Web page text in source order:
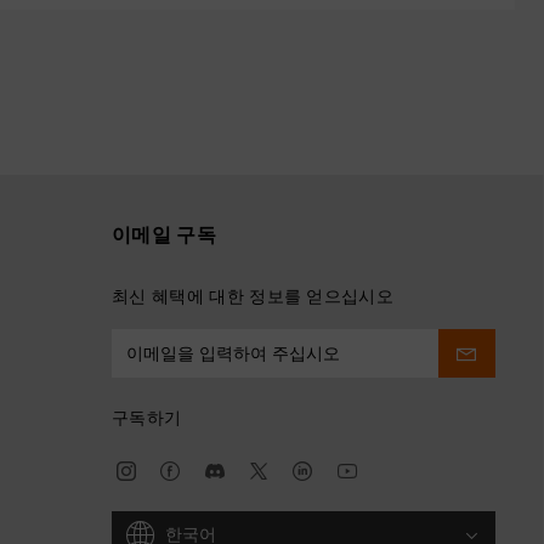
이메일 구독
최신 혜택에 대한 정보를 얻으십시오
구독하기
한국어